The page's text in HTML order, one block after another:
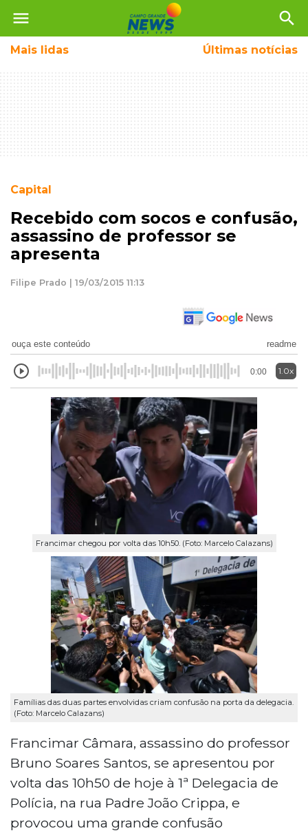
menu search
Mais lidas Últimas notícias
Capital
Recebido com socos e confusão,
assassino de professor se
apresenta
Filipe Prado | 19/03/2015 11:13
ouça este conteúdo readme
0:00 1.0x
Francimar chegou por volta das 10h50. (Foto: Marcelo Calazans)
Famílias das duas partes envolvidas criam confusão na porta da delegacia.
(Foto: Marcelo Calazans)
Francimar Câmara, assassino do professor
Bruno Soares Santos, se apresentou por
volta das 10h50 de hoje à 1ª Delegacia de
Polícia, na rua Padre João Crippa, e
provocou uma grande confusão